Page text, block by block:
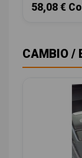
58,08 €
CAMBIO /